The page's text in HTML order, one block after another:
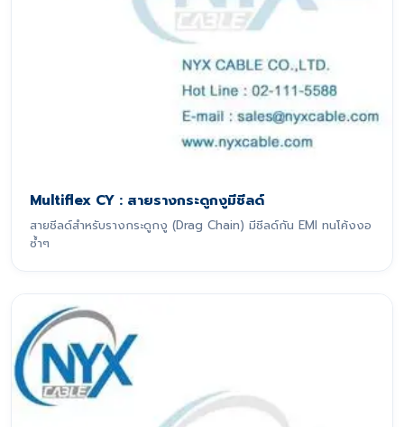
Multiflex CY : สายรางกระดูกงูมีชีลด์
สายชีลด์สำหรับรางกระดูกงู (Drag Chain) มีชีลด์กัน EMI ทนโค้งงอ
ซ้ำๆ